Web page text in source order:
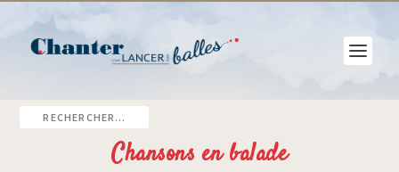
Chansons en balade